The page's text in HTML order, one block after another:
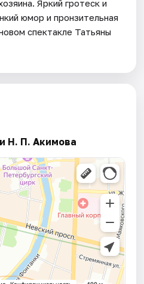
Яркий гротеск и
юмор и пронзительная
спектакле Татьяны
Н. П. Акимова